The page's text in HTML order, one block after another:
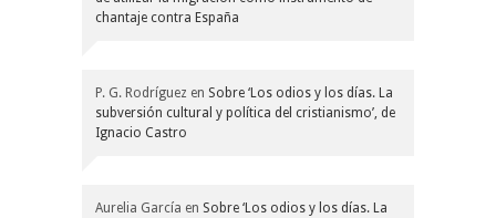
chantaje contra España
P. G. Rodríguez en Sobre ‘Los odios y los días. La
subversión cultural y política del cristianismo’, de
Ignacio Castro
Aurelia García en Sobre ‘Los odios y los días. La